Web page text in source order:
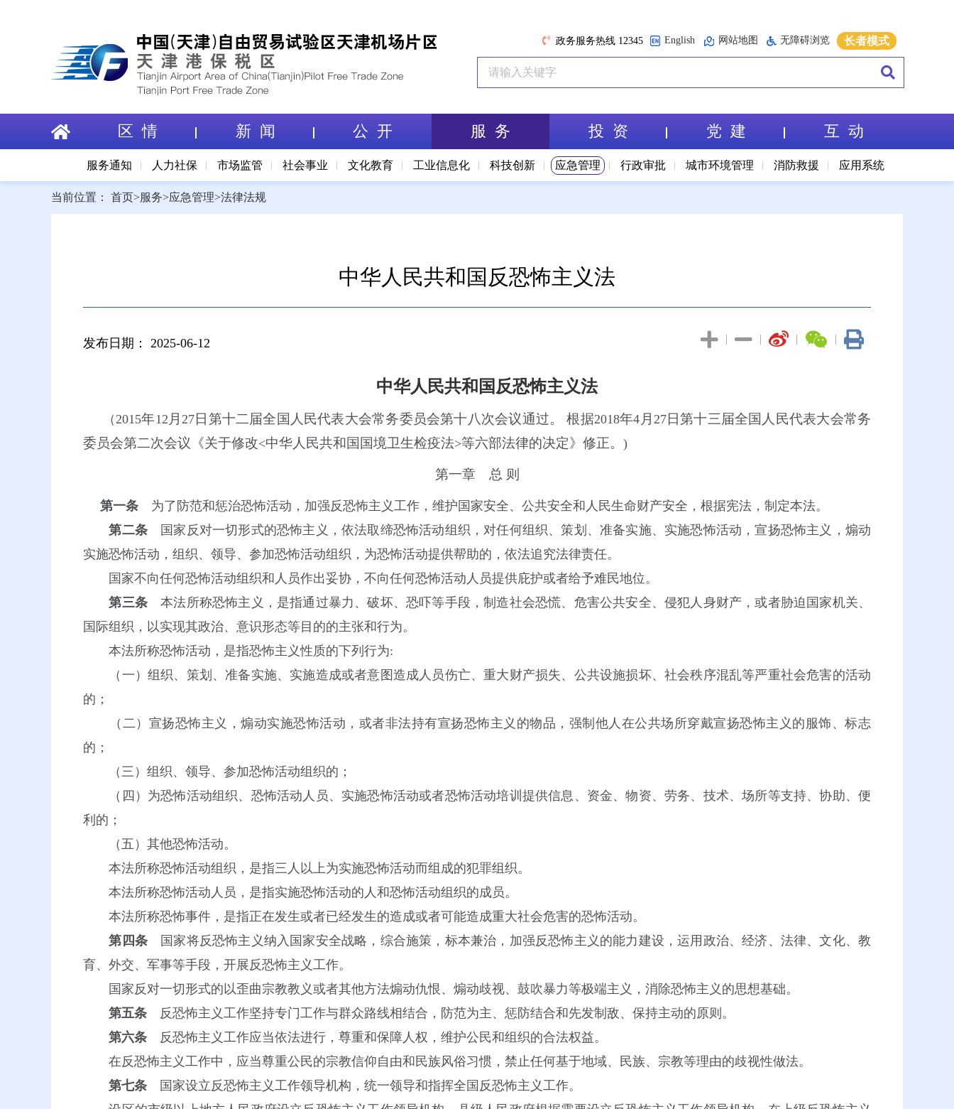
政务服务热线 12345 English 网站地图 无障碍浏览 长者模式
区 情 新 闻 公 开 服 务
服务通知 人力社保 市场监管 社会事业 文化教育 工业信息化 科技创新 应急管理 行政审批 城市环境管理 消防救援 应用系统
投 资 党 建 互 动
当前位置： 首页>服务>应急管理>法律法规
中华人民共和国反恐怖主义法
发布日期： 2025-06-12 |
|
|
|
中华人民共和国反恐怖主义法
（2015年12 月 27 日第十二届全国人民代表大会常务委员会第十八次会议通过。 根据2018年4 月 27日第十三届全国人民代表大会常务
委员会第二次会议《关于修改<中华人民共和国国境卫生检疫法>等六部法律的决定》修正。 )
第一章 总 则
第一条
为了防范和惩治恐怖活动，加强反恐怖主义工作，维护国家安全、公共安全和人民生命财产安全，根据宪法，制定本法。
第二条 国家反对一切形式的恐怖主义，依法取缔恐怖活动组织，对任何组织、策划、准备实施、实施恐怖活动，宣扬恐怖主义，煽动
实施恐怖活动，组织、领导、参加恐怖活动组织，为恐怖活动提供帮助的，依法追究法律责任。
国家不向任何恐怖活动组织和人员作出妥协，不向任何恐怖活动人员提供庇护或者给予难民地位。
第三条 本法所称恐怖主义，是指通过暴力、破坏、恐吓等手段，制造社会恐慌、危害公共安全、侵犯人身财产，或者胁迫国家机关、
国际组织，以实现其政治、意识形态等目的的主张和行为。
本法所称恐怖活动，是指恐怖主义性质的下列行为:
（一）组织、策划、准备实施、实施造成或者意图造成人员伤亡、重大财产损失、公共设施损坏、社会秩序混乱等严重社会危害的活动
的；
（二）宣扬恐怖主义，煽动实施恐怖活动，或者非法持有宣扬恐怖主义的物品，强制他人在公共场所穿戴宣扬恐怖主义的服饰、标志
的；
（三）组织、领导、参加恐怖活动组织的；
（四）为恐怖活动组织、恐怖活动人员、实施恐怖活动或者恐怖活动培训提供信息、资金、物资、劳务、技术、场所等支持、协助、便
利的；
（五）其他恐怖活动。
本法所称恐怖活动组织，是指三人以上为实施恐怖活动而组成的犯罪组织。
本法所称恐怖活动人员，是指实施恐怖活动的人和恐怖活动组织的成员。
本法所称恐怖事件，是指正在发生或者已经发生的造成或者可能造成重大社会危害的恐怖活动。
第四条 国家将反恐怖主义纳入国家安全战略，综合施策，标本兼治，加强反恐怖主义的能力建设，运用政治、经济、法律、文化、教
育、外交、军事等手段，开展反恐怖主义工作。
国家反对一切形式的以歪曲宗教教义或者其他方法煽动仇恨、煽动歧视、鼓吹暴力等极端主义，消除恐怖主义的思想基础。
第五条 反恐怖主义工作坚持专门工作与群众路线相结合，防范为主、惩防结合和先发制敌、保持主动的原则。
第六条 反恐怖主义工作应当依法进行，尊重和保障人权，维护公民和组织的合法权益。
在反恐怖主义工作中，应当尊重公民的宗教信仰自由和民族风俗习惯，禁止任何基于地域、民族、宗教等理由的歧视性做法。
第七条 国家设立反恐怖主义工作领导机构，统一领导和指挥全国反恐怖主义工作。